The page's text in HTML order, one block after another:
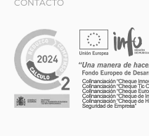
CONTACTO